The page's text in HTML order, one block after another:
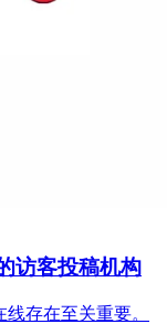
访客投稿机构
存在至关重要。